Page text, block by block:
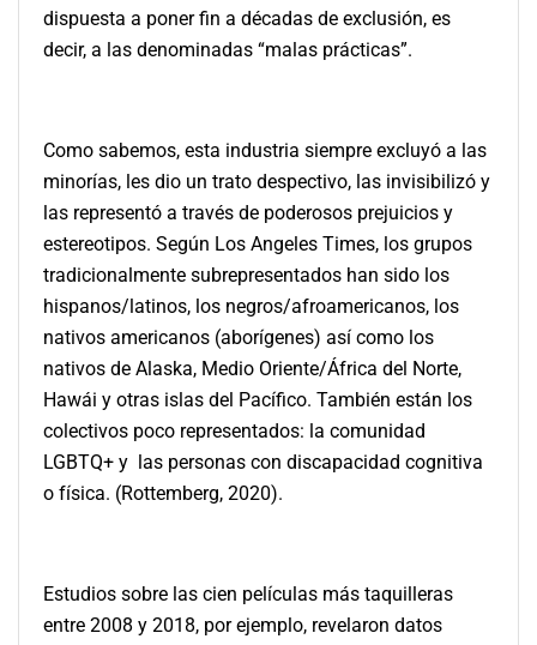
dispuesta a poner fin a décadas de exclusión, es
decir, a las denominadas “malas prácticas”.
Como sabemos, esta industria siempre excluyó a las
minorías, les dio un trato despectivo, las invisibilizó y
las representó a través de poderosos prejuicios y
estereotipos. Según Los Angeles Times, los grupos
tradicionalmente subrepresentados han sido los
hispanos/latinos, los negros/afroamericanos, los
nativos americanos (aborígenes) así como los
nativos de Alaska, Medio Oriente/África del Norte,
Hawái y otras islas del Pacífico. También están los
colectivos poco representados: la comunidad
LGBTQ+ y las personas con discapacidad cognitiva
o física. (Rottemberg, 2020).
Estudios sobre las cien películas más taquilleras
entre 2008 y 2018, por ejemplo, revelaron datos